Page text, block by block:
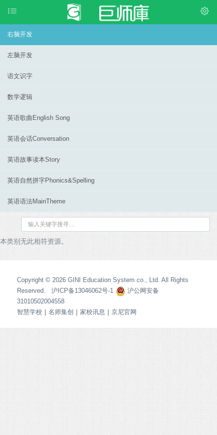
右脑开发
左脑开发
语文识字
数学逻辑
英语歌曲English Song
英语会话Conversation
英语故事读本Story
英语自然拼字Phonics&Spelling
英语语法MainTheme
本类别无此相符资源。
Copyright © 2026 GINI Education System co., Ltd. All Rights
Reserved. 沪ICP备13046062号-1
沪公网安备
31010502004558
智慧学校 ｜ 名师集创 ｜ 家校讯息 ｜ 京尼官网